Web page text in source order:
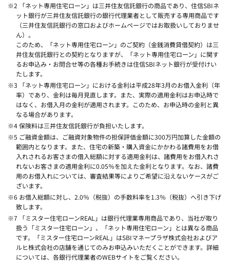
※2 「ネット専用住宅ローン」は三井住友信託銀行の商品であり、住信SBIネ
ット銀行が三井住友信託銀行の銀行代理業者として販売する専用商品です
（三井住友信託銀行の窓口およびホームページではお取扱いしておりませ
ん）。
このため、「ネット専用住宅ローン」のご契約（金銭消費貸借契約）は三
井住友信託銀行との契約となりますが、「ネット専用住宅ローン」に関す
るお申込み・お問合せ等の各種お手続きは住信SBIネット銀行が受付けい
たします。
※3 「ネット専用住宅ローン」における金利は平成28年3月のお借入金利（年
率）であり、金利は毎月見直します。また、実際の適用金利はお申込時で
はなく、お借入月の金利が適用されます。このため、お申込時の金利と異
なる場合があります。
※4 保険料は三井住友信託銀行が負担いたします。
※5 ご融資金額は、ご融資対象物件の担保評価金額に300万円加算した金額の
範囲内となります。また、住宅の新築・購入資金にかかわる諸費用をお借
入れされるお客さまの借入総額に対する適用金利は、諸費用をお借入れさ
れないお客さまの適用金利に0.05％を加えた金利となります。なお、諸費
用のお借入れについては、審査結果等によりご希望に沿えないケースがご
ざいます。
※6 お借入総額に対し、2.0％（税抜）の手数料率を1.3％（税抜）へ引き下げ
致します。
※7 「ミスター住宅ローンREAL」は銀行代理業専用商品であり、当社が取り
扱う「ミスター住宅ローン」、「ネット専用住宅ローン」とは異なる商品
です。「ミスター住宅ローンREAL」はSBIマネープラザ株式会社およびア
ルヒ株式会社の店舗を通じてのみお申込みいただくことができます。詳細
については、各銀行代理業者のWEBサイトをご覧ください。